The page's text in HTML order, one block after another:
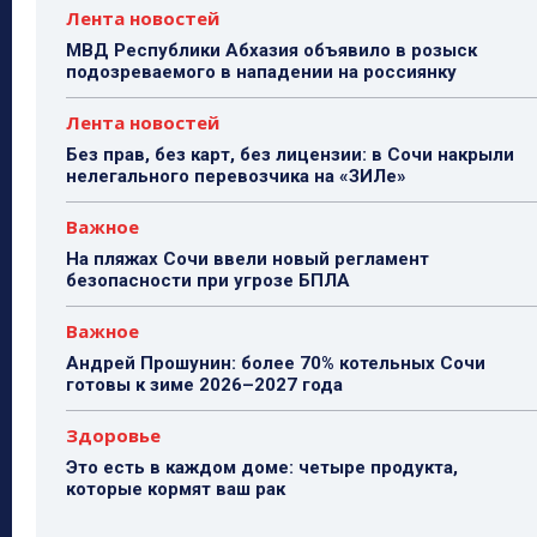
Лента новостей
МВД Республики Абхазия объявило в розыск
подозреваемого в нападении на россиянку
Лента новостей
Без прав, без карт, без лицензии: в Сочи накрыли
нелегального перевозчика на «ЗИЛе»
Важное
На пляжах Сочи ввели новый регламент
безопасности при угрозе БПЛА
Важное
Андрей Прошунин: более 70% котельных Сочи
готовы к зиме 2026–2027 года
Здоровье
Это есть в каждом доме: четыре продукта,
которые кормят ваш рак